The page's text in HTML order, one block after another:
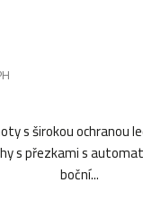
s širokou ochranou
s přezkami s
boční...